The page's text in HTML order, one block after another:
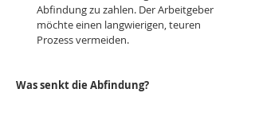
Abfindung zu zahlen. Der Arbeitgeber
möchte einen langwierigen, teuren
Prozess vermeiden.
Was senkt die Abfindung?